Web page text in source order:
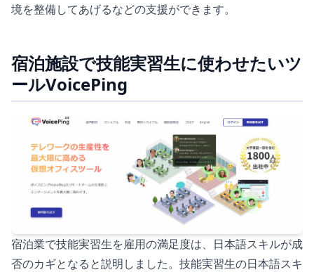
境を整備してあげるなどの支援ができます。
宿泊施設で技能実習生に使わせたいツ
ールVoicePing
宿泊業で技能実習生を雇用の満足度は、日本語スキルが成
否のカギとなると説明しました。技能実習生の日本語スキ